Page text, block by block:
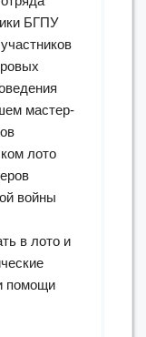
БГПУ
мастер-
лото
войны
в лото и
помощи